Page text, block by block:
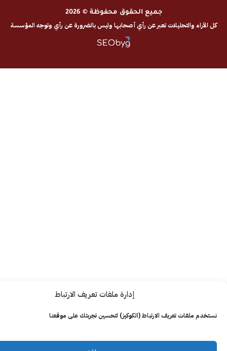
إدارة ملفات تعريف الارتباط
تعريف الارتباط (الكوكيز) لتحسين تجربتك على موقعنا
جميع الحقوق محفوظة © 2026
تعبر عن رأي أصحابها وليس بالضرورة عن رأي وتوجه المؤسسة